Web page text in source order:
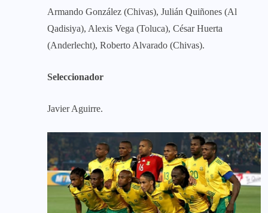
Armando González (Chivas), Julián Quiñones (Al
Qadisiya), Alexis Vega (Toluca), César Huerta
(Anderlecht), Roberto Alvarado (Chivas).
Seleccionador
Javier Aguirre.